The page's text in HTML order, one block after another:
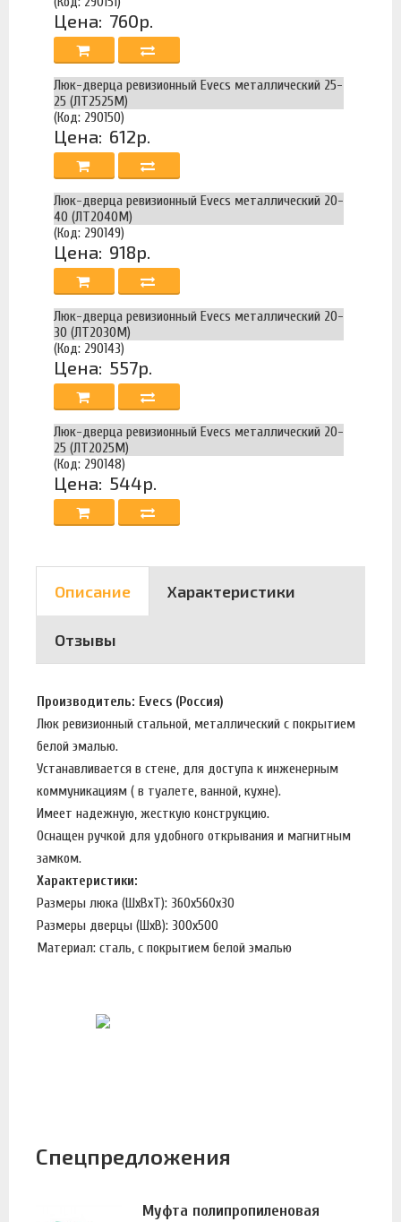
Цена: 760р.
Люк-дверца ревизионный Evecs металлический 25-
25 (ЛТ2525М)
(Код: 290150)
Цена: 612р.
Люк-дверца ревизионный Evecs металлический 20-
40 (ЛТ2040М)
(Код: 290149)
Цена: 918р.
Люк-дверца ревизионный Evecs металлический 20-
30 (ЛТ2030М)
(Код: 290143)
Цена: 557р.
Люк-дверца ревизионный Evecs металлический 20-
25 (ЛТ2025М)
(Код: 290148)
Цена: 544р.
Описание Характеристики
Отзывы
Производитель: Evecs (Россия)
Люк ревизионный стальной, металлический с покрытием
белой эмалью.
Устанавливается в стене, для доступа к инженерным
коммуникациям ( в туалете, ванной, кухне).
Имеет надежную, жесткую конструкцию.
Оснащен ручкой для удобного открывания и магнитным
замком.
Характеристики:
Размеры люка (ШхВхТ): 360х560х30
Размеры дверцы (ШхВ): 300х500
Материал: сталь, с покрытием белой эмалью
Спецпредложения
Муфта полипропиленовая